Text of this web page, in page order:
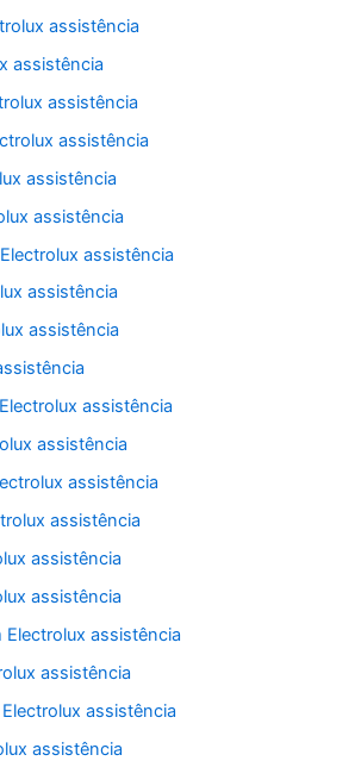
assistência
assistência
assistência
assistência
assistência
assistência
assistência
assistência
assistência
assistência
assistência
assistência
assistência
assistência
assistência
Electrolux assistência
assistência
assistência
assistência